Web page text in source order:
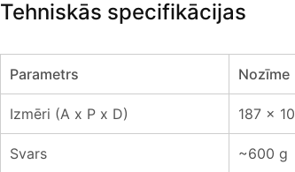
Tehniskās specifikācijas
Parametrs Nozīme
Izmēri (A x P x D) 187 x
Svars ~600 g